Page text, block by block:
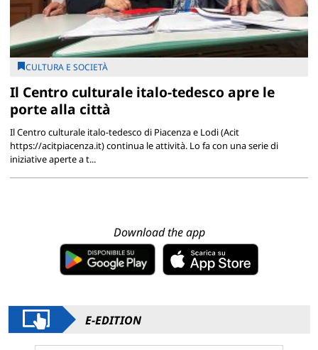
CULTURA E SOCIETÀ
Il Centro culturale italo-tedesco apre le
porte alla città
Il Centro culturale italo-tedesco di Piacenza e Lodi (Acit
https://acitpiacenza.it) continua le attività. Lo fa con una serie di
iniziative aperte a t...
Download the app
E-EDITION